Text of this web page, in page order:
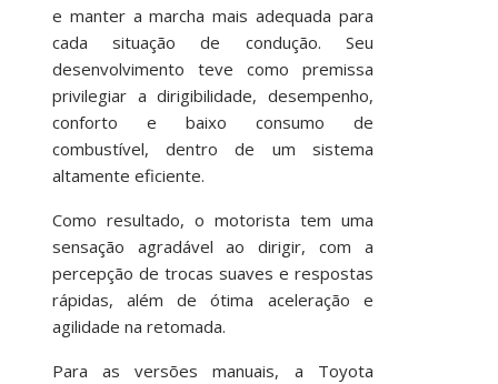
e manter a marcha mais adequada para
cada situação de condução. Seu
desenvolvimento teve como premissa
privilegiar a dirigibilidade, desempenho,
conforto e baixo consumo de
combustível, dentro de um sistema
altamente eficiente.
Como resultado, o motorista tem uma
sensação agradável ao dirigir, com a
percepção de trocas suaves e respostas
rápidas, além de ótima aceleração e
agilidade na retomada.
Para as versões manuais, a Toyota